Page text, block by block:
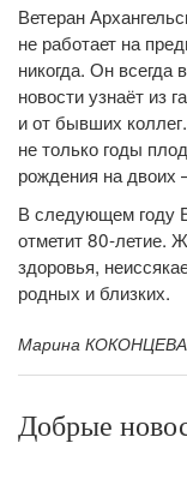
Ветеран
не работает на
никогда. Он всегда
новости узнаёт из
и от бывших
не только годы
рождения на двоих
В следующем году
отметит 80-летие.
здоровья,
родных и близких.
Марина КОКОНЦЕВА
Добрые